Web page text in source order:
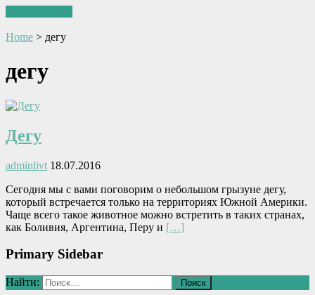
Home > дегу
дегу
Дегу
adminlivt 18.07.2016
Сегодня мы с вами поговорим о небольшом грызуне дегу,
который встречается только на территориях Южной Америки.
Чаще всего такое животное можно встретить в таких странах,
как Боливия, Аргентина, Перу и […]
Primary Sidebar
Найти: